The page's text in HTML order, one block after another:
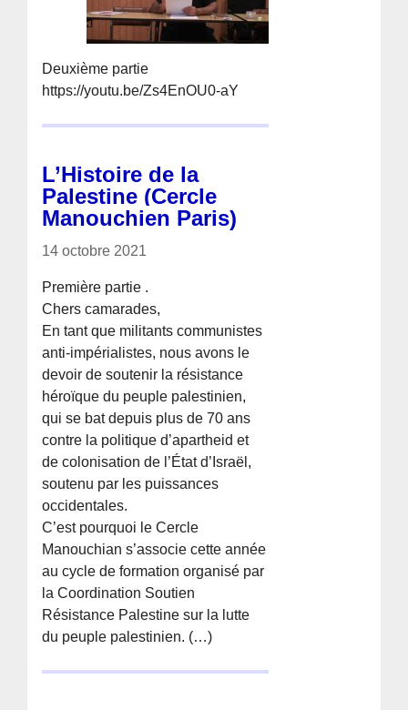
Deuxième partie
https://youtu.be/Zs4EnOU0-aY
L’Histoire de la
Palestine (Cercle
Manouchien Paris)
14 octobre 2021
Première partie .
Chers camarades,
En tant que militants communistes
anti-impérialistes, nous avons le
devoir de soutenir la résistance
héroïque du peuple palestinien,
qui se bat depuis plus de 70 ans
contre la politique d’apartheid et
de colonisation de l’État d’Israël,
soutenu par les puissances
occidentales.
C’est pourquoi le Cercle
Manouchian s’associe cette année
au cycle de formation organisé par
la Coordination Soutien
Résistance Palestine sur la lutte
du peuple palestinien. (…)